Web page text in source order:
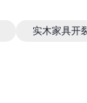
实木家具开